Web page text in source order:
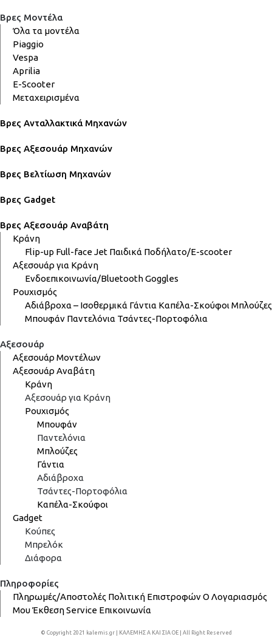
Βρες Μοντέλα
Όλα τα μοντέλα
Piaggio
Vespa
Aprilia
E-Scooter
Μεταχειρισμένα
Βρες Ανταλλακτικά Μηχανών
Βρες Αξεσουάρ Μηχανών
Βρες Βελτίωση Μηχανών
Βρες Gadget
Βρες Αξεσουάρ Αναβάτη
Κράνη
Flip-up Full-faceJet Παιδικά Ποδήλατο/E-scooter
Αξεσουάρ για Κράνη
Ενδοεπικοινωνία/BluetoothGoggles
Ρουχισμός
Αδιάβροχα – Ισοθερμικά Γάντια Καπέλα-Σκούφοι Μπλούζες
Μπουφάν Παντελόνια Τσάντες-Πορτοφόλια
Αξεσουάρ
Αξεσουάρ Μοντέλων
Αξεσουάρ Αναβάτη
Κράνη
Αξεσουάρ για Κράνη
Ρουχισμός
Μπουφάν
Παντελόνια
Μπλούζες
Γάντια
Αδιάβροχα
Τσάντες-Πορτοφόλια
Καπέλα-Σκούφοι
Gadget
Κούπες
Μπρελόκ
Διάφορα
Πληροφορίες
Πληρωμές/Αποστολές Πολιτική ΕπιστροφώνΟ Λογαριασμός
ΜουΈκθεσηService Επικοινωνία
© Copyright 2021 kalemis.gr | ΚΑΛΕΜΗΣ Α ΚΑΙ ΣΙΑ ΟΕ | All Right Reserved